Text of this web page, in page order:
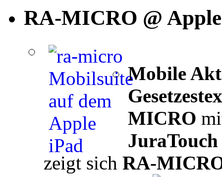
RA-MICRO @
Mobile
MICRO
JuraTouch
zeigt sich RA-